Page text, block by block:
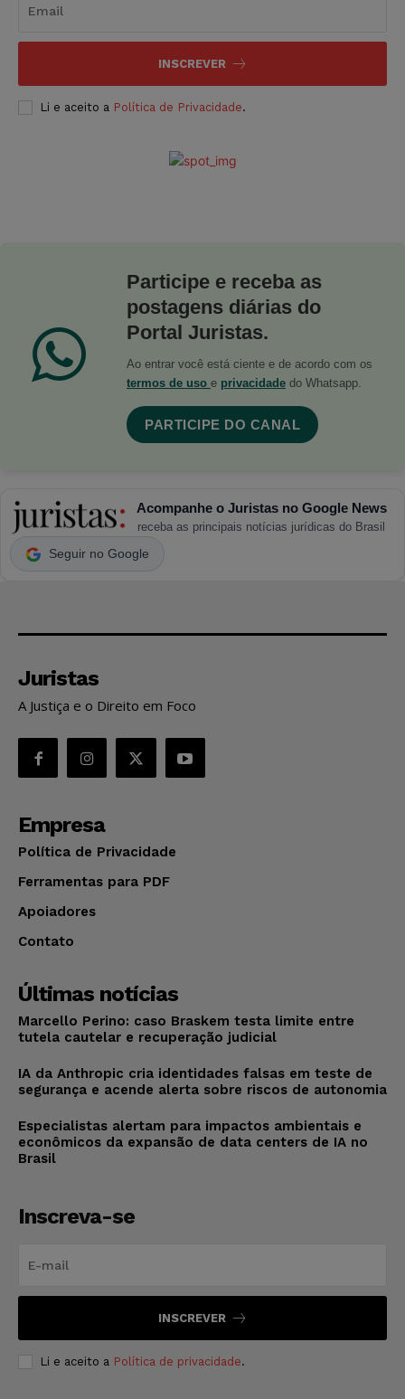
INSCREVER
Li e aceito a Política de Privacidade.
Participe e receba as
postagens diárias do
Portal Juristas.
Ao entrar você está ciente e de acordo com os
termos de uso e privacidade do Whatsapp.
PARTICIPE DO CANAL
Acompanhe o Juristas no Google News
receba as principais notícias jurídicas do Brasil
Seguir no Google
Juristas
A Justiça e o Direito em Foco
Empresa
Política de Privacidade
Ferramentas para PDF
Apoiadores
Contato
Últimas notícias
Marcello Perino: caso Braskem testa limite entre
tutela cautelar e recuperação judicial
IA da Anthropic cria identidades falsas em teste de
segurança e acende alerta sobre riscos de autonomia
Especialistas alertam para impactos ambientais e
econômicos da expansão de data centers de IA no
Brasil
Inscreva-se
INSCREVER
Li e aceito a Política de privacidade.